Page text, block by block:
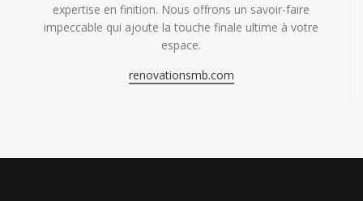
expertise en finition. Nous offrons un savoir-faire
impeccable qui ajoute la touche finale ultime à votre
espace.
renovationsmb.com